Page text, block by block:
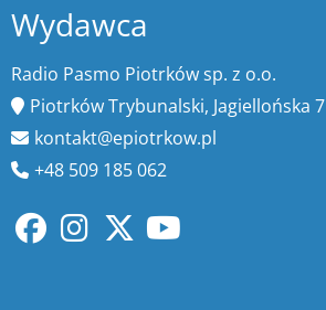
Wydawca
Radio Pasmo Piotrków sp. z o.o.
Piotrków Trybunalski, Jagiellońska 7
kontakt@epiotrkow.pl
+48 509 185 062